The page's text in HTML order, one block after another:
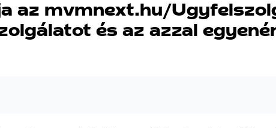
az mvmnext.hu/
és az azzal